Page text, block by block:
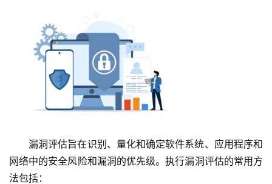
漏洞评估旨在识别、量化和确定软件系统、应用程序和
网络中的安全风险和漏洞的优先级。执行漏洞评估的常用方
法包括：